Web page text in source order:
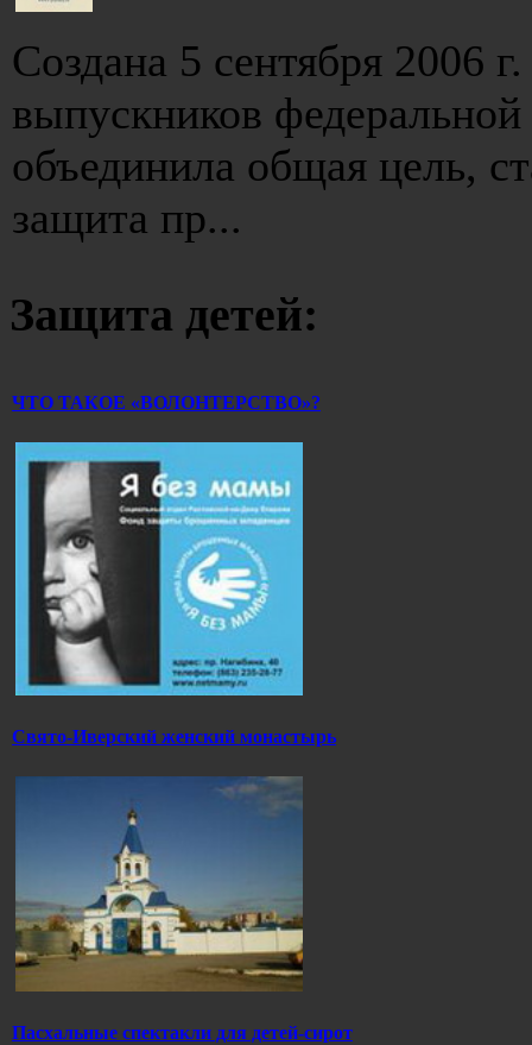
Создана 5 сентября 2006
выпускников
объединила общая цель,
защита пр...
Защита детей:
ЧТО ТАКОЕ «ВОЛОНТЕРСТВО»?
Свято-Иверский женский монастырь
Пасхальные спектакли для детей-сирот